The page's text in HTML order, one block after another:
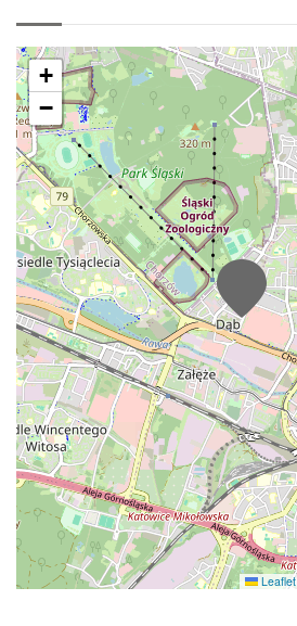
+
−
Leaflet